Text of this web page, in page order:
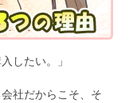
したい。」
社だからこそ、そ